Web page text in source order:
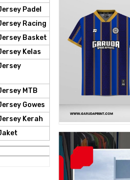
Padel
Racing
Basket
Kelas
MTB
Gowes
Kerah